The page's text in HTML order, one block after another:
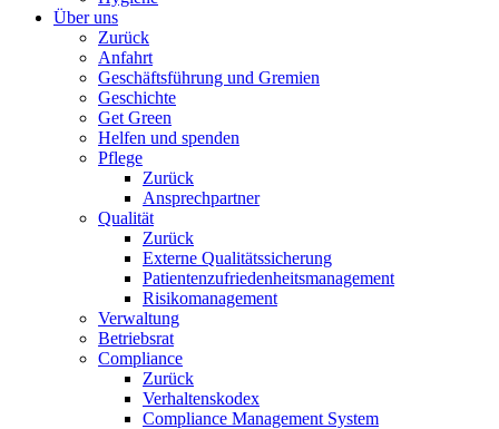
Über uns
Zurück
Anfahrt
Geschäftsführung und Gremien
Geschichte
Get Green
Helfen und spenden
Pflege
Zurück
Ansprechpartner
Qualität
Zurück
Externe Qualitätssicherung
Patientenzufriedenheitsmanagement
Risikomanagement
Verwaltung
Betriebsrat
Compliance
Zurück
Verhaltenskodex
Compliance Management System